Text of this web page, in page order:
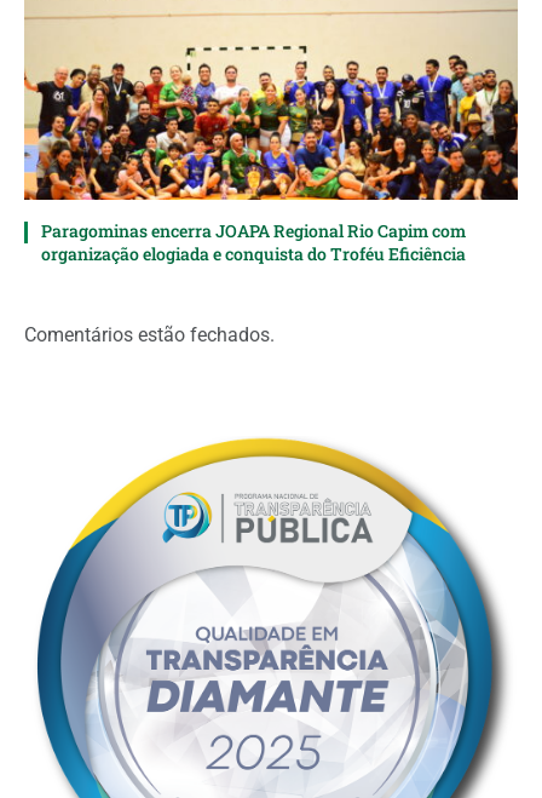
Paragominas encerra JOAPA Regional Rio Capim com
organização elogiada e conquista do Troféu Eficiência
Comentários estão fechados.